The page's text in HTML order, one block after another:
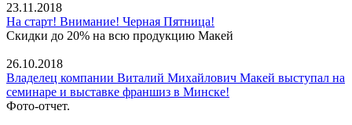
23.11.2018
На старт! Внимание! Черная Пятница!
Скидки до 20% на всю продукцию Макей
26.10.2018
Владелец компании Виталий Михайлович Макей выступал на
семинаре и выставке франшиз в Минске!
Фото-отчет.